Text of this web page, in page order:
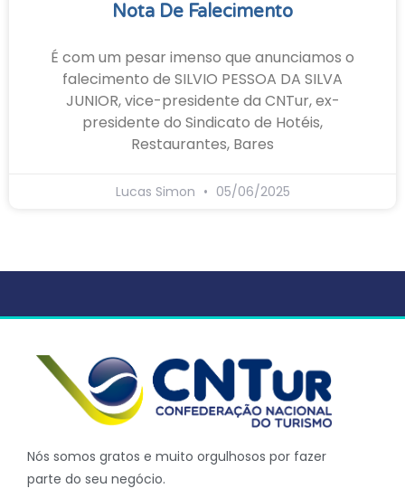
Nota De Falecimento
É com um pesar imenso que anunciamos o
falecimento de SILVIO PESSOA DA SILVA
JUNIOR, vice-presidente da CNTur, ex-
presidente do Sindicato de Hotéis,
Restaurantes, Bares
Lucas Simon 05/06/2025
Nós somos gratos e muito orgulhosos por fazer
parte do seu negócio.